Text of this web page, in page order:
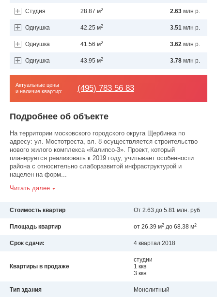
Студия 28.87 м2 2.63млн р.
Однушка 42.25 м2 3.51млн р.
Однушка 41.56 м2 3.62млн р.
Однушка 43.95 м2 3.78млн р.
Актуальные цены
и наличие квартир:
(495) 783 56 83
Подробнее об объекте
На территории московского городского округа Щербинка по
адресу: ул. Мостотреста, вл. 8 осуществляется строительство
нового жилого комплекса «Калипсо-3». Проект, который
планируется реализовать к 2019 году, учитывает особенности
района с относительно слаборазвитой инфраструктурой и
нацелен на форм...
Читать далее
Стоимость квартир От 2.63 до 5.81 млн. руб
Площадь квартир от 26.39 м2 до 68.38 м2
Срок сдачи: 4 квартал 2018
Квартиры в продаже
студии
1 ккв
3 ккв
Тип здания Монолитный